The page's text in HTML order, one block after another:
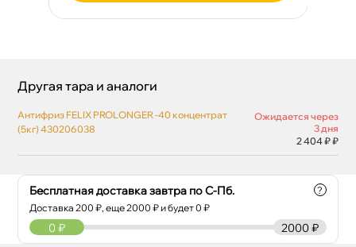
Бесплатная доставка завтра по С-Пб.
Доставка200 ₽, еще2000 ₽ и будет 0 ₽
?
2000 ₽
0 ₽
Другая тара и аналоги
Антифриз FELIX PROLONGER -40 концентрат
(5кг) 430206038
Ожидается через
3 дня
2 404 ₽ ₽